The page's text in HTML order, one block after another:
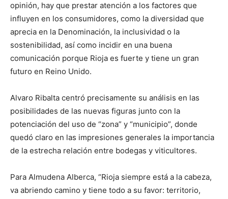
opinión, hay que prestar atención a los factores que
influyen en los consumidores, como la diversidad que
aprecia en la Denominación, la inclusividad o la
sostenibilidad, así como incidir en una buena
comunicación porque Rioja es fuerte y tiene un gran
futuro en Reino Unido.
Alvaro Ribalta centró precisamente su análisis en las
posibilidades de las nuevas figuras junto con la
potenciación del uso de “zona” y “municipio”, donde
quedó claro en las impresiones generales la importancia
de la estrecha relación entre bodegas y viticultores.
Para Almudena Alberca, “Rioja siempre está a la cabeza,
va abriendo camino y tiene todo a su favor: territorio,